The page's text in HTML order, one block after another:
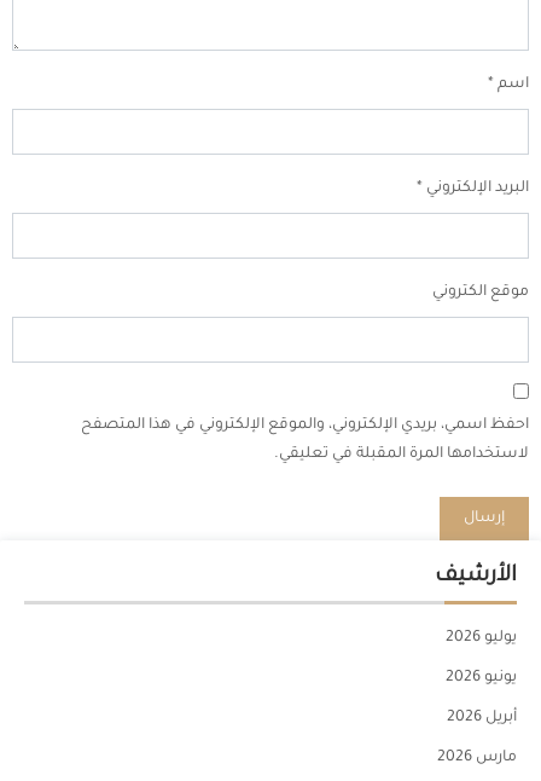
اسم *
البريد الإلكتروني *
موقع الكتروني
احفظ اسمي، بريدي الإلكتروني، والموقع الإلكتروني في هذا المتصفح
لاستخدامها المرة المقبلة في تعليقي.
الأرشيف
يوليو 2026
يونيو 2026
أبريل 2026
مارس 2026